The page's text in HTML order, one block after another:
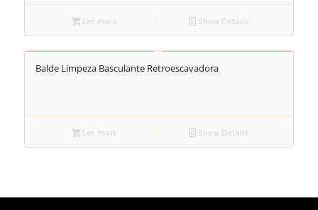
Ler mais Show Details
Balde Limpeza Basculante Retroescavadora
Ler mais Show Details